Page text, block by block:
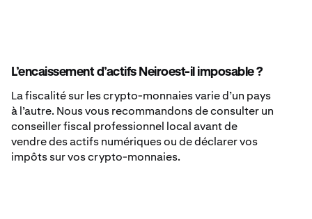
L’encaissement d’actifs Neiroest-il imposable ?
La fiscalité sur les crypto-monnaies varie d’un pays
à l’autre. Nous vous recommandons de consulter un
conseiller fiscal professionnel local avant de
vendre des actifs numériques ou de déclarer vos
impôts sur vos crypto-monnaies.